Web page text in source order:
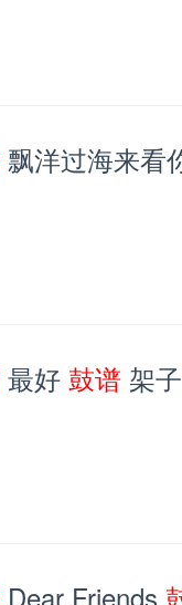
飘洋过海来看
最好 鼓谱 架
Dear Friends